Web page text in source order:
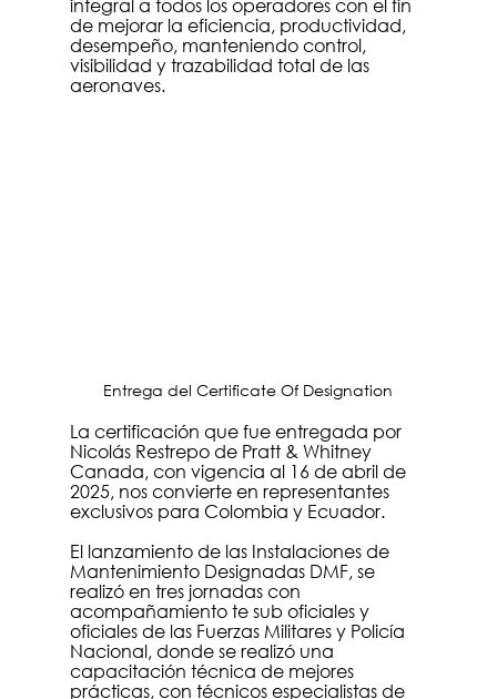
integral a todos los operadores con el fin
de mejorar la eficiencia, productividad,
desempeño, manteniendo control,
visibilidad y trazabilidad total de las
aeronaves.
Entrega del Certificate Of Designation
La certificación que fue entregada por
Nicolás Restrepo de Pratt & Whitney
Canada, con vigencia al 16 de abril de
2025, nos convierte en representantes
exclusivos para Colombia y Ecuador.
El lanzamiento de las Instalaciones de
Mantenimiento Designadas DMF, se
realizó en tres jornadas con
acompañamiento te sub oficiales y
oficiales de las Fuerzas Militares y Policía
Nacional, donde se realizó una
capacitación técnica de mejores
prácticas, con técnicos especialistas de